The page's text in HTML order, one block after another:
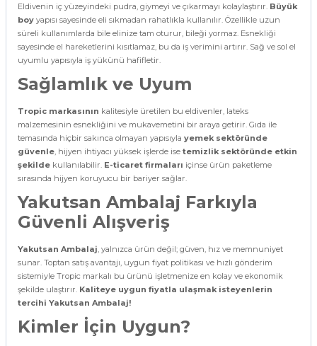
Eldivenin iç yüzeyindeki pudra, giymeyi ve çıkarmayı kolaylaştırır. Büyük
boy yapısı sayesinde eli sıkmadan rahatlıkla kullanılır. Özellikle uzun
süreli kullanımlarda bile elinize tam oturur, bileği yormaz. Esnekliği
sayesinde el hareketlerini kısıtlamaz, bu da iş verimini artırır. Sağ ve sol el
uyumlu yapısıyla iş yükünü hafifletir.
Sağlamlık ve Uyum
Tropic markasının kalitesiyle üretilen bu eldivenler, lateks
malzemesinin esnekliğini ve mukavemetini bir araya getirir. Gıda ile
temasında hiçbir sakınca olmayan yapısıyla yemek sektöründe
güvenle, hijyen ihtiyacı yüksek işlerde ise temizlik sektöründe etkin
şekilde kullanılabilir. E-ticaret firmaları içinse ürün paketleme
sırasında hijyen koruyucu bir bariyer sağlar.
Yakutsan Ambalaj Farkıyla
Güvenli Alışveriş
Yakutsan Ambalaj, yalnızca ürün değil; güven, hız ve memnuniyet
sunar. Toptan satış avantajı, uygun fiyat politikası ve hızlı gönderim
sistemiyle Tropic markalı bu ürünü işletmenize en kolay ve ekonomik
şekilde ulaştırır. Kaliteye uygun fiyatla ulaşmak isteyenlerin
tercihi Yakutsan Ambalaj!
Kimler İçin Uygun?